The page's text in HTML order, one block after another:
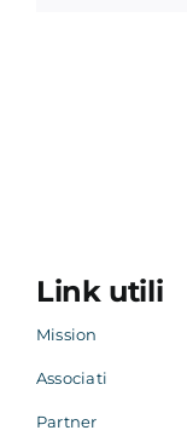
Link utili
Mission
Associati
Partner